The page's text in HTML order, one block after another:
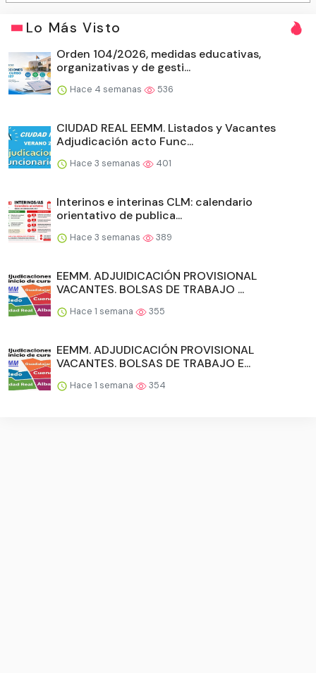
Lo Más Visto
Orden 104/2026, medidas educativas,
organizativas y de gesti...
Hace 4 semanas 536
CIUDAD REAL EEMM. Listados y Vacantes
Adjudicación acto Func...
Hace 3 semanas 401
Interinos e interinas CLM: calendario
orientativo de publica...
Hace 3 semanas 389
EEMM. ADJUIDICACIÓN PROVISIONAL
VACANTES. BOLSAS DE TRABAJO ...
Hace 1 semana 355
EEMM. ADJUDICACIÓN PROVISIONAL
VACANTES. BOLSAS DE TRABAJO E...
Hace 1 semana 354